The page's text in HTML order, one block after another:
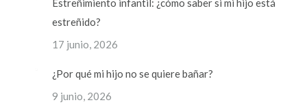
Estreñimiento infantil: ¿cómo saber si mi hijo está
estreñido?
17 junio, 2026
¿Por qué mi hijo no se quiere bañar?
9 junio, 2026